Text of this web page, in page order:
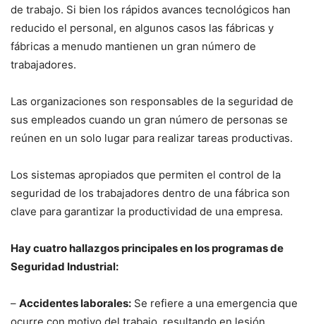
de trabajo. Si bien los rápidos avances tecnológicos han
reducido el personal, en algunos casos las fábricas y
fábricas a menudo mantienen un gran número de
trabajadores.
Las organizaciones son responsables de la seguridad de
sus empleados cuando un gran número de personas se
reúnen en un solo lugar para realizar tareas productivas.
Los sistemas apropiados que permiten el control de la
seguridad de los trabajadores dentro de una fábrica son
clave para garantizar la productividad de una empresa.
Hay cuatro hallazgos principales en los programas de
Seguridad Industrial:
– Accidentes laborales: Se refiere a una emergencia que